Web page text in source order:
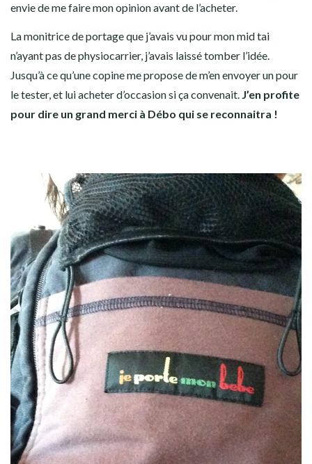
envie de me faire mon opinion avant de l’acheter.
La monitrice de portage que j’avais vu pour mon mid tai
n’ayant pas de physiocarrier, j’avais laissé tomber l’idée.
Jusqu’à ce qu’une copine me propose de m’en envoyer un pour
le tester, et lui acheter d’occasion si ça convenait. J’en profite
pour dire un grand merci à Débo qui se reconnaitra !